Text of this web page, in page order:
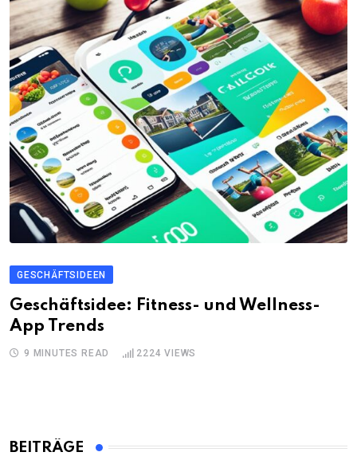
GESCHÄFTSIDEEN
Geschäftsidee: Fitness- und Wellness-
App Trends
9 MINUTES READ 2224 VIEWS
BEITRÄGE